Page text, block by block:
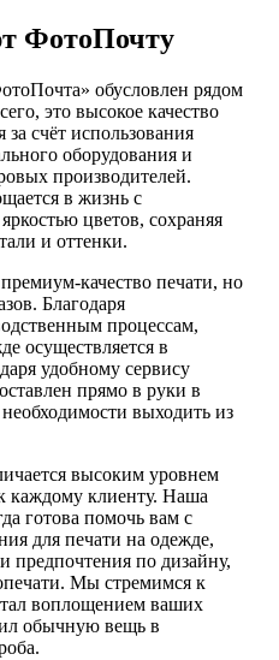
ФотоПочту
обусловлен рядом
это высокое качество
за счёт использования
оборудования и
производителей.
в жизнь с
цветов, сохраняя
и оттенки.
качество печати, но
Благодаря
процессам,
осуществляется в
удобному сервису
прямо в руки в
выходить из
высоким уровнем
каждому клиенту. Наша
готова помочь вам с
для печати на одежде,
предпочтения по дизайну,
Мы стремимся к
воплощением ваших
обычную вещь в